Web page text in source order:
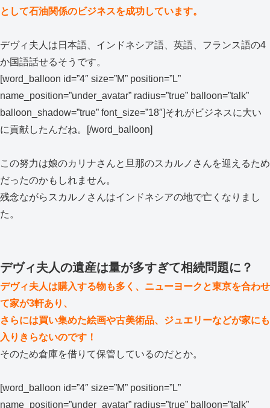
として石油関係のビジネスを成功しています。
デヴィ夫人は日本語、インドネシア語、英語、フランス語の4
か国語話せるそうです。
[word_balloon id=”4″ size=”M” position=”L”
name_position=”under_avatar” radius=”true” balloon=”talk”
balloon_shadow=”true” font_size=”18″]それがビジネスに大い
に貢献したんだね。[/word_balloon]
この努力は娘のカリナさんと旦那のスカルノさんを迎えるため
だったのかもしれません。
残念ながらスカルノさんはインドネシアの地で亡くなりまし
た。
デヴィ夫人の遺産は量が多すぎて相続問題に？
デヴィ夫人は購入する物も多く、ニューヨークと東京を合わせ
て家が3軒あり、
さらには買い集めた絵画や古美術品、ジュエリーなどが家にも
入りきらないのです！
そのため倉庫を借りて保管しているのだとか。
[word_balloon id=”4″ size=”M” position=”L”
name_position=”under_avatar” radius=”true” balloon=”talk”